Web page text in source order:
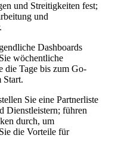
und Streitigkeiten fest;
und
Dashboards
wöchentliche
die Tage bis zum Go-
Start.
Sie eine Partnerliste
Dienstleistern; führen
durch, um
die Vorteile für